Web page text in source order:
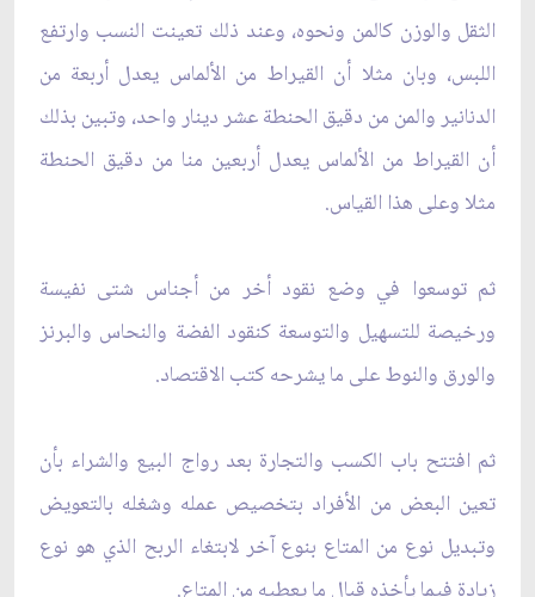
الثقل والوزن كالمن ونحوه، وعند ذلك تعينت النسب وارتفع
اللبس، وبان مثلا أن القيراط من الألماس يعدل أربعة من
الدنانير والمن من دقيق الحنطة عشر دينار واحد، وتبين بذلك
أن القيراط من الألماس يعدل أربعين منا من دقيق الحنطة
مثلا وعلى هذا القياس.
ثم توسعوا في وضع نقود أخر من أجناس شتى نفيسة
ورخيصة للتسهيل والتوسعة كنقود الفضة والنحاس والبرنز
والورق والنوط على ما يشرحه كتب الاقتصاد.
ثم افتتح باب الكسب والتجارة بعد رواج البيع والشراء بأن
تعين البعض من الأفراد بتخصيص عمله وشغله بالتعويض
وتبديل نوع من المتاع بنوع آخر لابتغاء الربح الذي هو نوع